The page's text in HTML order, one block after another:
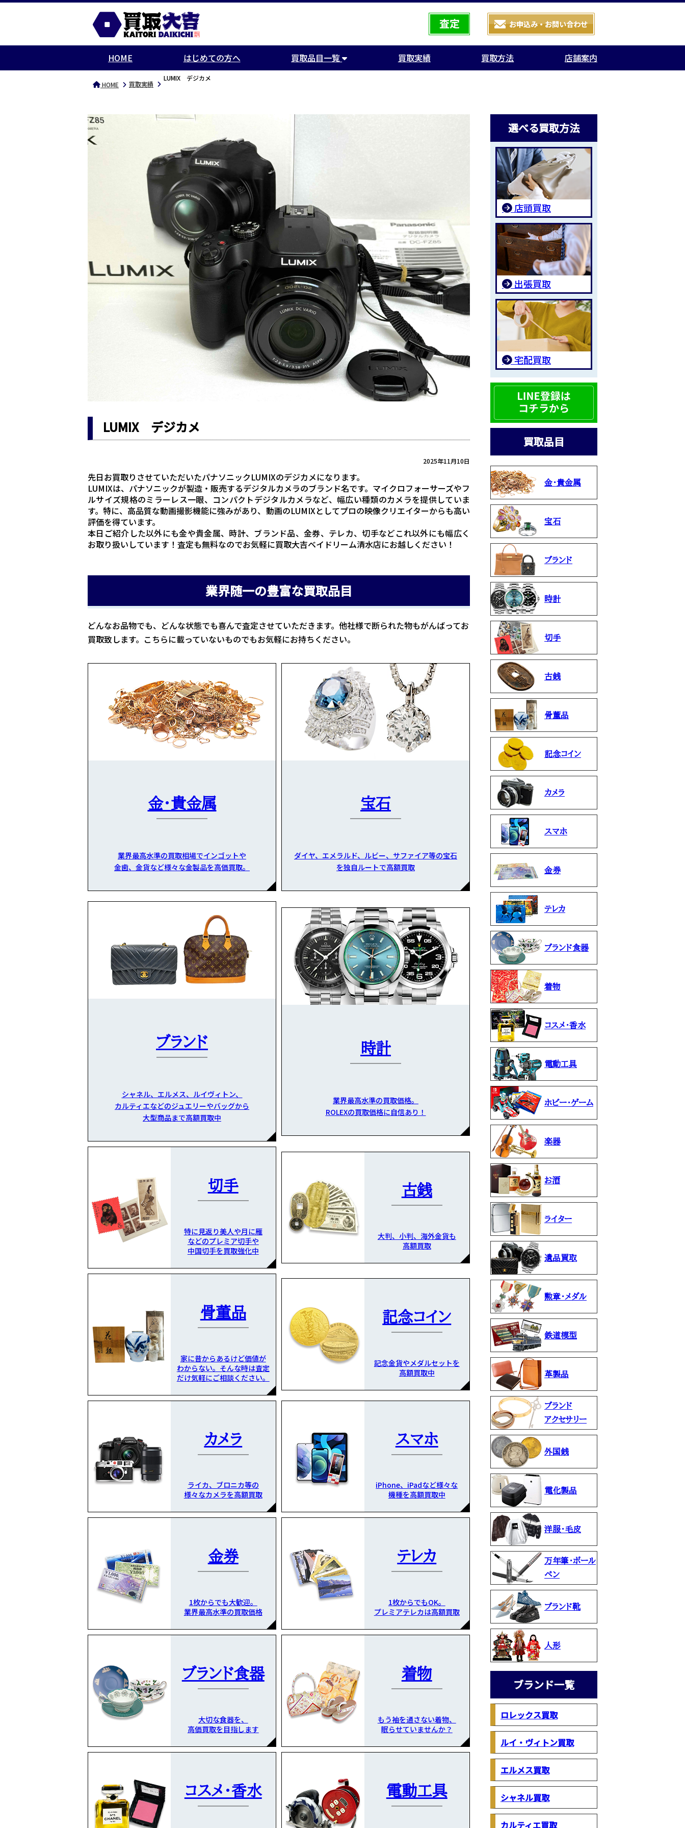
HOME はじめての方へ 買取品目一覧 買取実績 買取方法 店舗案内
HOME 買取実績
LUMIX デジカメ
LUMIX デジカメ
2025年11月10日
先日お買取りさせていただいたパナソニックLUMIXのデジカメになります。
LUMIXは、パナソニックが製造・販売するデジタルカメラのブランド名です。マイクロフォーサーズやフ
ルサイズ規格のミラーレス一眼、コンパクトデジタルカメラなど、幅広い種類のカメラを提供していま
す。特に、高品質な動画撮影機能に強みがあり、動画のLUMIXとしてプロの映像クリエイターからも高い
評価を得ています。
本日ご紹介した以外にも金や貴金属、時計、ブランド品、金券、テレカ、切手などこれ以外にも幅広く
お取り扱いしています！査定も無料なのでお気軽に買取大吉ベイドリーム清水店にお越しください！
業界随一の豊富な買取品目
どんなお品物でも、どんな状態でも喜んで査定させていただきます。他社様で断られた物もがんばってお
買取致します。こちらに載っていないものでもお気軽にお持ちください。
金・貴金属
業界最高水準の買取相場でインゴットや
金歯、金貨など様々な金製品を高価買取。
宝石
ダイヤ、エメラルド、ルビー、サファイア等の宝石
を独自ルートで高額買取
ブランド
シャネル、エルメス、ルイヴィトン、
カルティエなどのジュエリーやバッグから
大型商品まで高額買取中
時計
業界最高水準の買取価格。
ROLEXの買取価格に自信あり！
切手
特に見返り美人や月に雁
などのプレミア切手や
中国切手を買取強化中
古銭
大判、小判、海外金貨も
高額買取
骨董品
家に昔からあるけど価値が
わからない。そんな時は査定
だけ気軽にご相談ください。
記念コイン
記念金貨やメダルセットを
高額買取中
カメラ
ライカ、ブロニカ等の
様々なカメラを高額買取
スマホ
iPhone、iPadなど様々な
機種を高額買取中
金券
1枚からでも大歓迎。
業界最高水準の買取価格
テレカ
1枚からでもOK。
プレミアテレカは高額買取
ブランド食器
大切な食器を、
高価買取を目指します
着物
もう袖を通さない着物、
眠らせていませんか？
コスメ・香水 電動工具
選べる買取方法
店頭買取
出張買取
宅配買取
買取品目
金・貴金属
宝石
ブランド
時計
切手
古銭
骨董品
記念コイン
カメラ
スマホ
金券
テレカ
ブランド食器
着物
コスメ・香水
電動工具
ホビー・ゲーム
楽器
お酒
ライター
遺品買取
勲章・メダル
鉄道模型
革製品
ブランド
アクセサリー
外国銭
電化製品
洋服・毛皮
万年筆・ボール
ペン
ブランド靴
人形
ブランド一覧
ロレックス買取
ルイ・ヴィトン買取
エルメス買取
シャネル買取
カルティエ買取